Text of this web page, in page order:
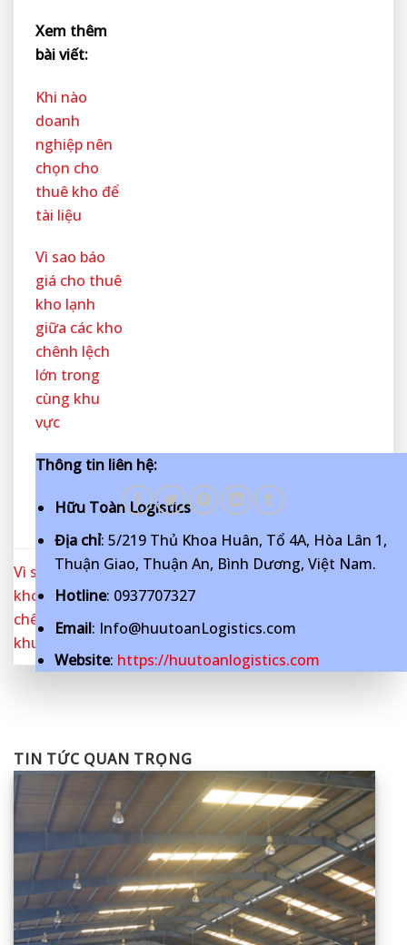
Xem thêm
bài viết:
Khi nào
doanh
nghiệp nên
chọn cho
thuê kho để
tài liệu
Vì sao báo
giá cho thuê
kho lạnh
giữa các kho
chênh lệch
lớn trong
cùng khu
vực
Thông tin liên hệ:
Hữu Toàn Logistics
Địa chỉ: 5/219 Thủ Khoa Huân, Tổ 4A, Hòa Lân 1,
Thuận Giao, Thuận An, Bình Dương, Việt Nam.
Hotline: 0937707327
Email: Info@huutoanLogistics.com
Website: https://huutoanlogistics.com
Vì sao báo giá cho thuê
kho lạnh giữa các kho
chênh lệch lớn trong cùng
khu vực
TIN TỨC QUAN TRỌNG